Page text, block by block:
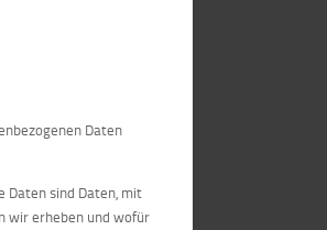
Daten
Daten sind Daten, mit
wir erheben und wofür